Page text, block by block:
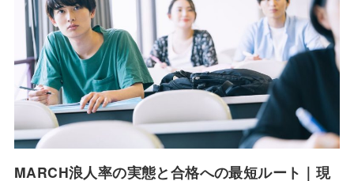
MARCH浪人率の実態と合格への最短ルート｜現